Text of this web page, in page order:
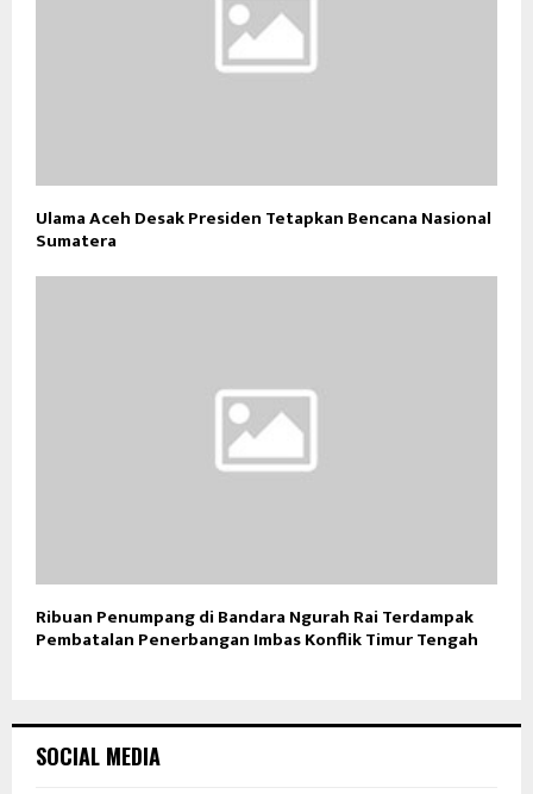
Ulama Aceh Desak Presiden Tetapkan Bencana Nasional
Sumatera
Ribuan Penumpang di Bandara Ngurah Rai Terdampak
Pembatalan Penerbangan Imbas Konflik Timur Tengah
SOCIAL MEDIA